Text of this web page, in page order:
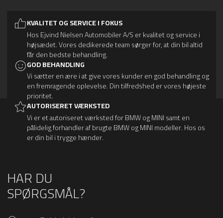
KVALITET OG SERVICE I FOKUS
Hos Ejvind Nielsen Automobiler A/S er kvalitet og service i
højsædet. Vores dedikerede team sørger for, at din bil altid
får den bedste behandling.
GOD BEHANDLING
Vi sætter en ære i at give vores kunder en god behandling og
en fremragende oplevelse. Din tilfredshed er vores højeste
prioritet.
AUTORISERET VÆRKSTED
Vi er et autoriseret værksted for BMW og MINI samt en
pålidelig forhandler af brugte BMW og MINI modeller. Hos os
er din bil i trygge hænder.
HAR DU
SPØRGSMÅL?